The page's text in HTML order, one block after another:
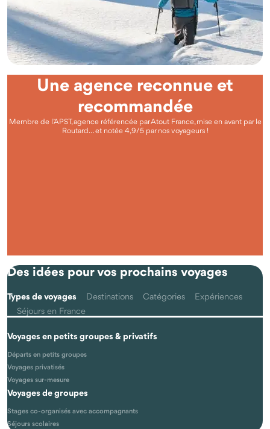
Les voyages se font-ils vraiment en petits groupes ?
Une agence reconnue et
recommandée
Membre de l’APST, agence référencée par Atout France, mise en avant par le
Routard… et notée 4,9/5 par nos voyageurs !
Des idées pour vos prochains voyages
Types de voyages Destinations Catégories
Expériences
Séjours en France
Voyages en petits groupes & privatifs
Départs en petits groupes
Voyages privatisés
Voyages sur-mesure
Voyages de groupes
Stages co-organisés avec accompagnants
Séjours scolaires